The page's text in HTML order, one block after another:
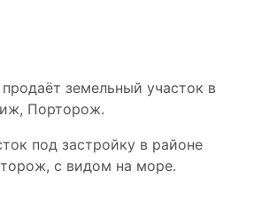
продаёт земельный участок в
Порторож.
под застройку в районе
с видом на море.